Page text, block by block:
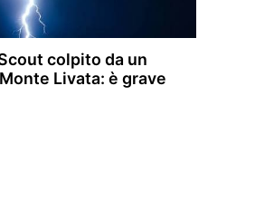
colpito da un
Livata: è grave